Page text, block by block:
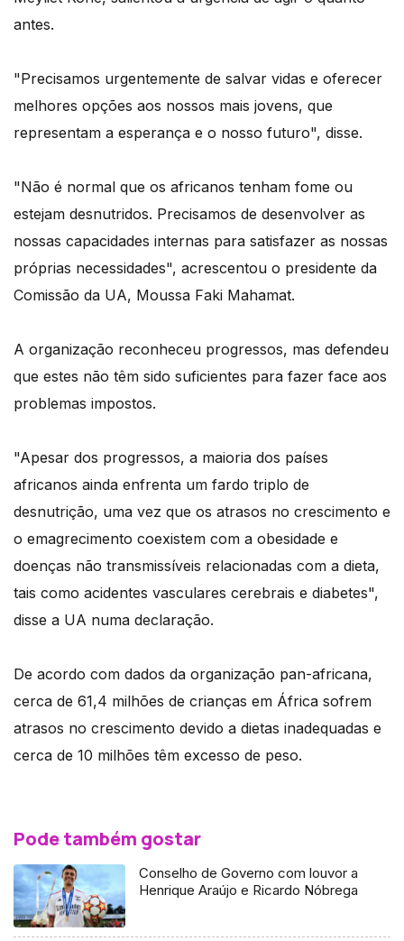
antes.
"Precisamos urgentemente de salvar vidas e oferecer
melhores opções aos nossos mais jovens, que
representam a esperança e o nosso futuro", disse.
"Não é normal que os africanos tenham fome ou
estejam desnutridos. Precisamos de desenvolver as
nossas capacidades internas para satisfazer as nossas
próprias necessidades", acrescentou o presidente da
Comissão da UA, Moussa Faki Mahamat.
A organização reconheceu progressos, mas defendeu
que estes não têm sido suficientes para fazer face aos
problemas impostos.
"Apesar dos progressos, a maioria dos países
africanos ainda enfrenta um fardo triplo de
desnutrição, uma vez que os atrasos no crescimento e
o emagrecimento coexistem com a obesidade e
doenças não transmissíveis relacionadas com a dieta,
tais como acidentes vasculares cerebrais e diabetes",
disse a UA numa declaração.
De acordo com dados da organização pan-africana,
cerca de 61,4 milhões de crianças em África sofrem
atrasos no crescimento devido a dietas inadequadas e
cerca de 10 milhões têm excesso de peso.
Pode também gostar
Conselho de Governo com louvor a
Henrique Araújo e Ricardo Nóbrega